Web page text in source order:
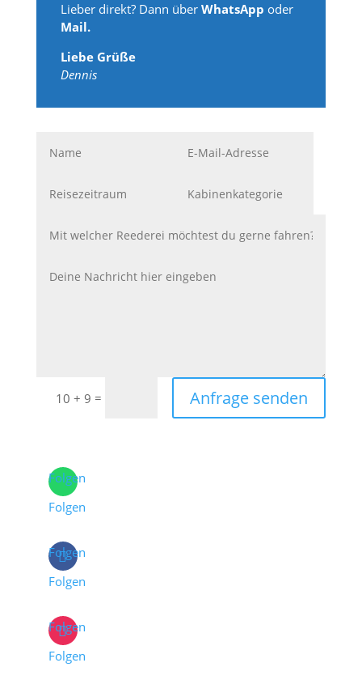
Lieber direkt? Dann überWhatsApp oder
Mail.
Liebe Grüße
Dennis
10 + 9 = Anfrage senden
Folgen
Folgen
Folgen
Folgen
Folgen
Folgen